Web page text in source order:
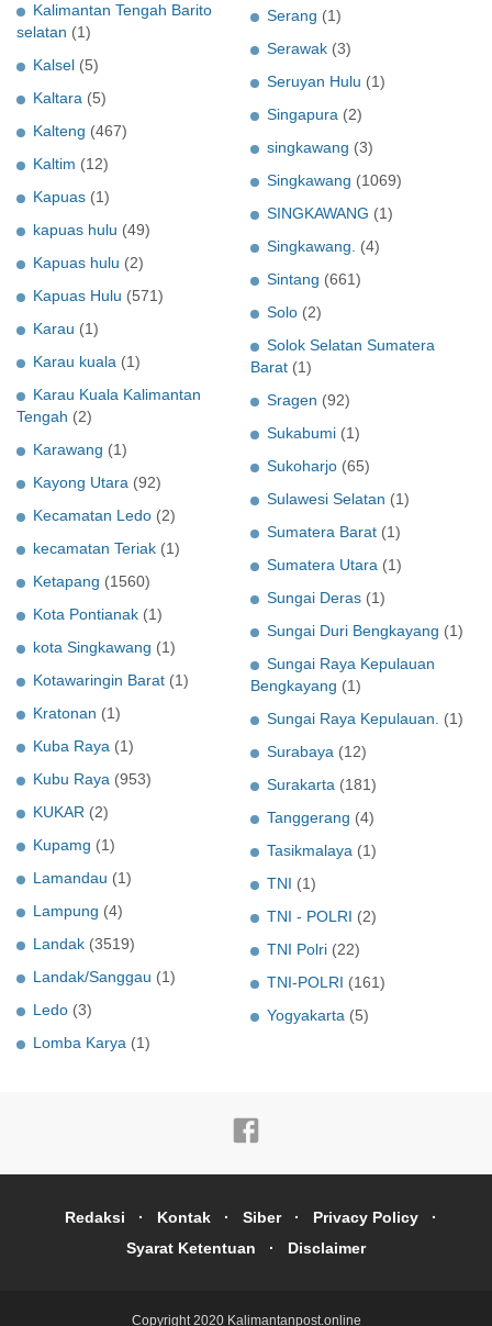
Kalimantan Tengah Barito
selatan (1)
Kalsel (5)
Kaltara (5)
Kalteng (467)
Kaltim (12)
Kapuas (1)
kapuas hulu (49)
Kapuas hulu (2)
Kapuas Hulu (571)
Karau (1)
Karau kuala (1)
Karau Kuala Kalimantan
Tengah (2)
Karawang (1)
Kayong Utara (92)
Kecamatan Ledo (2)
kecamatan Teriak (1)
Ketapang (1560)
Kota Pontianak (1)
kota Singkawang (1)
Kotawaringin Barat (1)
Kratonan (1)
Kuba Raya (1)
Kubu Raya (953)
KUKAR (2)
Kupamg (1)
Lamandau (1)
Lampung (4)
Landak (3519)
Landak/Sanggau (1)
Ledo (3)
Lomba Karya (1)
Serang (1)
Serawak (3)
Seruyan Hulu (1)
Singapura (2)
singkawang (3)
Singkawang (1069)
SINGKAWANG (1)
Singkawang. (4)
Sintang (661)
Solo (2)
Solok Selatan Sumatera
Barat (1)
Sragen (92)
Sukabumi (1)
Sukoharjo (65)
Sulawesi Selatan (1)
Sumatera Barat (1)
Sumatera Utara (1)
Sungai Deras (1)
Sungai Duri Bengkayang (1)
Sungai Raya Kepulauan
Bengkayang (1)
Sungai Raya Kepulauan. (1)
Surabaya (12)
Surakarta (181)
Tanggerang (4)
Tasikmalaya (1)
TNI (1)
TNI - POLRI (2)
TNI Polri (22)
TNI-POLRI (161)
Yogyakarta (5)
Redaksi Kontak Siber
Privacy Policy
Syarat Ketentuan
Disclaimer
Copyright 2020 Kalimantanpost.online